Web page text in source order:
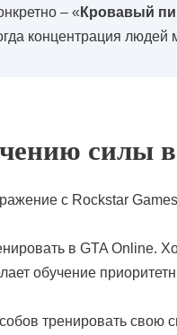
– « Кровавый
концентрация людей
силы
с Rockstar
в GTA Online.
обучение
тренировать свою